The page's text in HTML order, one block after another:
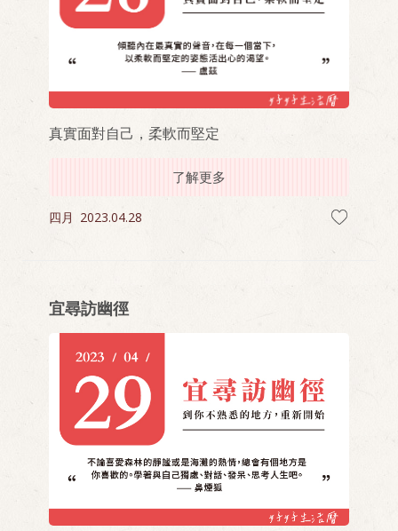
真實面對自己，柔軟而堅定
了解更多
四月 2023.04.28
宜尋訪幽徑